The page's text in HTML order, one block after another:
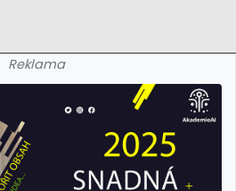
Reklama